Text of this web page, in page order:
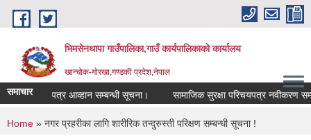
Skip to main content
भिमसेनथापा गाउँपालिका,गाउँ कार्यपालिकाकाे कार्यालय
खान्चोक-गाेरखा,गण्डकी प्रदेश,नेपाल
समाचार
दरभाउ पत्र आव्हान सम्बन्धी सूचना। सामाजिक सुरक्षा परिचयपत्र नवीकरण
You are here
Home » नगर प्रहरीका लागि शारीरिक तन्दुरुस्ती परिक्षण सम्बन्धी सूचना !